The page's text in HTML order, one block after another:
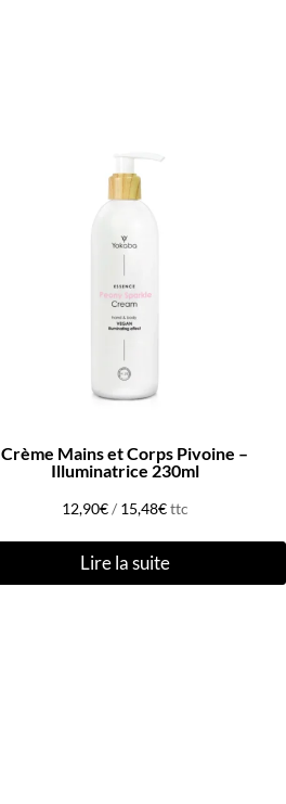
Crème Mains et Corps Pivoine –
Illuminatrice 230ml
12,90€ / 15,48€ttc
Lire la suite